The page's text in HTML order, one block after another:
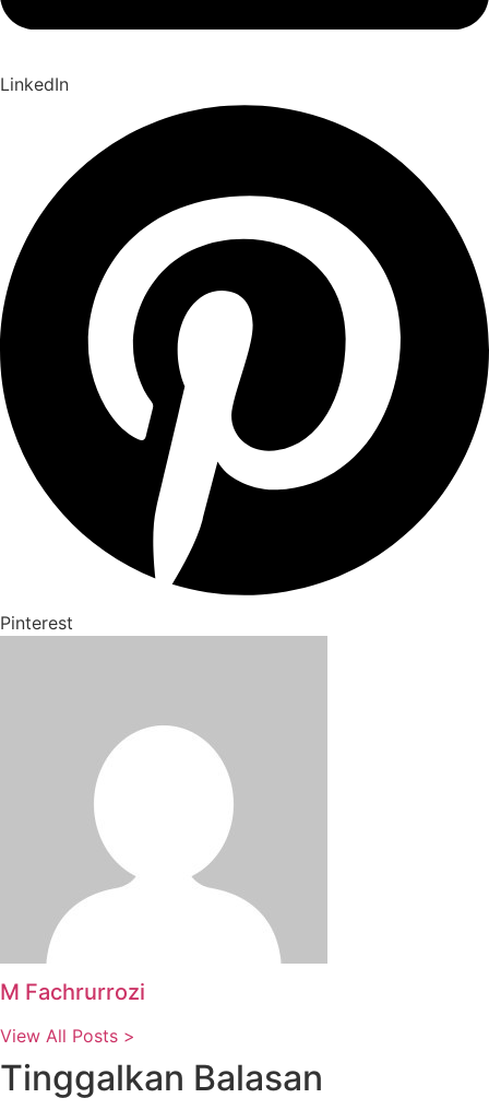
LinkedIn
Pinterest
M Fachrurrozi
View All Posts >
Tinggalkan Balasan